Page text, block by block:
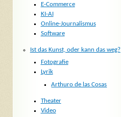
E-Commerce
KI-AI
Online-Journalismus
Software
Ist das Kunst, oder kann das weg?
Fotografie
Lyrik
Arthuro de las Cosas
Theater
Video